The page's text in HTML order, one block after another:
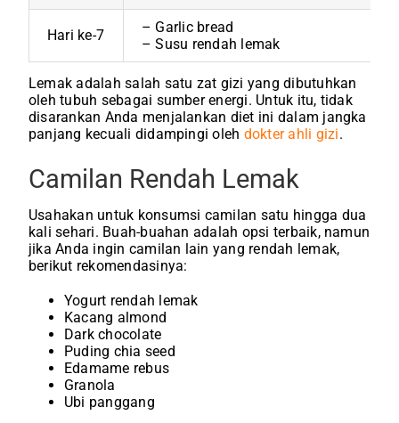
Hari ke-7
– Garlic bread
– Susu rendah lemak
Lemak adalah salah satu zat gizi yang dibutuhkan
oleh tubuh sebagai sumber energi. Untuk itu, tidak
disarankan Anda menjalankan diet ini dalam jangka
panjang kecuali didampingi oleh dokter ahli gizi.
Camilan Rendah Lemak
Usahakan untuk konsumsi camilan satu hingga dua
kali sehari. Buah-buahan adalah opsi terbaik, namun
jika Anda ingin camilan lain yang rendah lemak,
berikut rekomendasinya:
Yogurt rendah lemak
Kacang almond
Dark chocolate
Puding chia seed
Edamame rebus
Granola
Ubi panggang